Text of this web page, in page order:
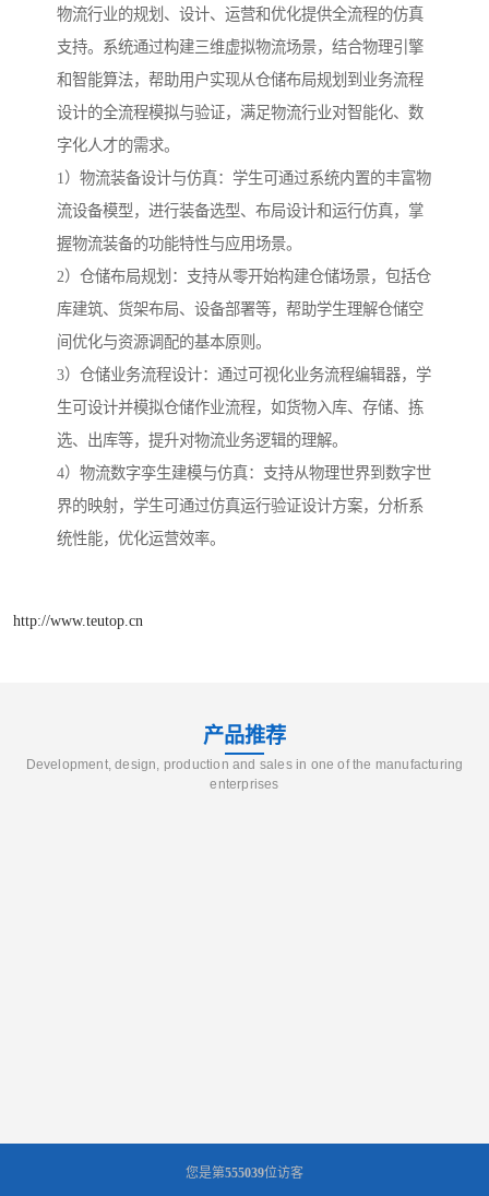
物流行业的规划、设计、运营和优化提供全流程的仿真
支持。系统通过构建三维虚拟物流场景，结合物理引擎
和智能算法，帮助用户实现从仓储布局规划到业务流程
设计的全流程模拟与验证，满足物流行业对智能化、数
字化人才的需求。
1）物流装备设计与仿真：学生可通过系统内置的丰富物
流设备模型，进行装备选型、布局设计和运行仿真，掌
握物流装备的功能特性与应用场景。
2）仓储布局规划：支持从零开始构建仓储场景，包括仓
库建筑、货架布局、设备部署等，帮助学生理解仓储空
间优化与资源调配的基本原则。
3）仓储业务流程设计：通过可视化业务流程编辑器，学
生可设计并模拟仓储作业流程，如货物入库、存储、拣
选、出库等，提升对物流业务逻辑的理解。
4）物流数字孪生建模与仿真：支持从物理世界到数字世
界的映射，学生可通过仿真运行验证设计方案，分析系
统性能，优化运营效率。
http://www.teutop.cn
产品推荐
Development, design, production and sales in one of the manufacturing
enterprises
您是第555039位访客